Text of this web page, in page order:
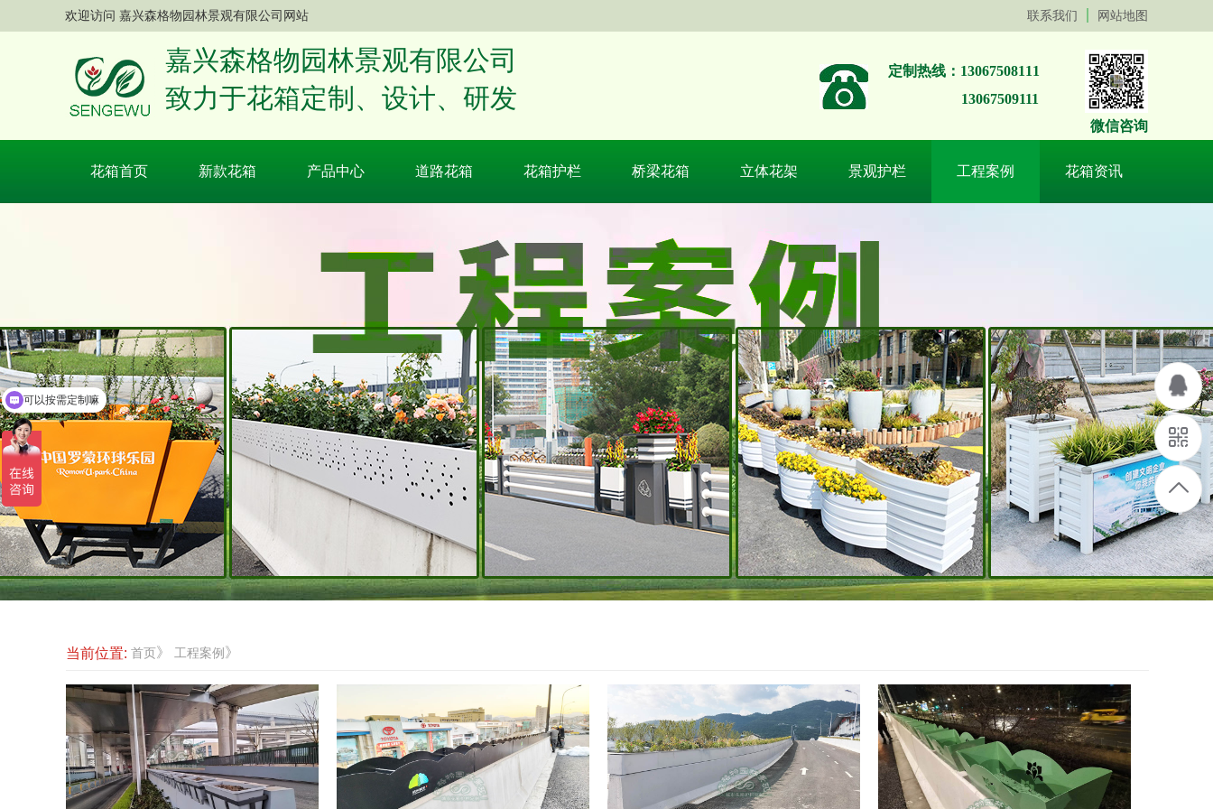
欢迎访问 嘉兴森格物园林景观有限公司网站 联系我们 网站地图
嘉兴森格物园林景观有限公司​​​​
致力于花箱定制、设计、研发
微信咨询
定制热线：13067508111
13067509111
花箱首页 新款花箱 产品中心 道路花箱 花箱护栏 桥梁花箱 立体花架 景观护栏 工程案例 花箱资讯
当前位置: 首页》 工程案例 》
可以按需定制嘛